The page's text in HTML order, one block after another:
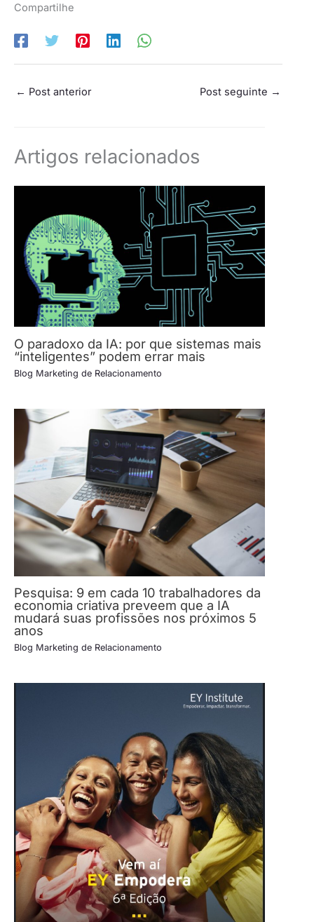
Compartilhe
← Post anterior Post seguinte →
Artigos relacionados
O paradoxo da IA: por que sistemas mais
“inteligentes” podem errar mais
Blog Marketing de Relacionamento
Pesquisa: 9 em cada 10 trabalhadores da
economia criativa preveem que a IA
mudará suas profissões nos próximos 5
anos
Blog Marketing de Relacionamento